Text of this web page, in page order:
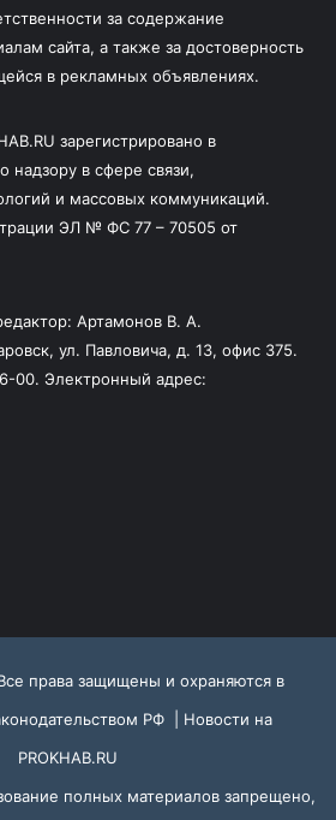
за содержание
сайта, а также за достоверность
в рекламных объявлениях.
зарегистрировано в
в сфере связи,
и массовых коммуникаций.
ЭЛ № ФС 77 – 70505 от
Артамонов В. А.
ул. Павловича, д. 13, офис 375.
00. Электронный адрес:
права защищены и охраняются в
РФ | Новости на
PROKHAB.RU
полных материалов запрещено,